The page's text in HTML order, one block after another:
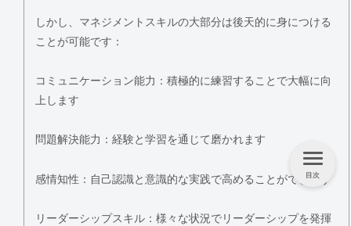
しかし、マネジメントスキルの大部分は後天的に身につける
ことが可能です：
コミュニケーション能力：積極的に練習することで大幅に向
上します
問題解決能力：経験と学習を通じて磨かれます
感情知性：自己認識と意識的な実践で高めることができます
リーダーシップスキル：様々な状況でリーダーシップを発揮
目次